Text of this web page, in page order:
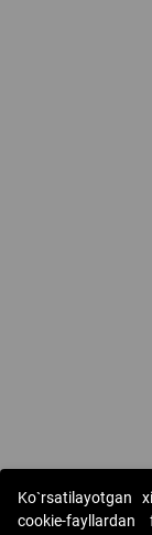
Ko`rsatilayotgan
cookie-